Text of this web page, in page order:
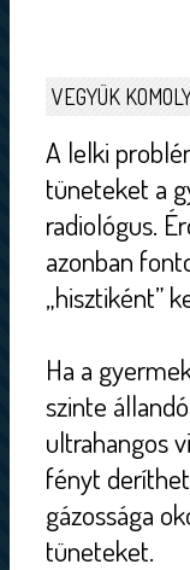
VEGYÜK
A lelki
tüneteket a
radiológus.
azonban
„hisztiként”
Ha a
szinte
ultrahangos
fényt
gázossága
tüneteket.